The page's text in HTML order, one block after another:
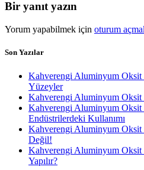
Bir yanıt yazın
Yorum yapabilmek için oturum
Son Yazılar
Kahverengi Aluminyum Oksit
Yüzeyler
Kahverengi Aluminyum Oksit
Kahverengi Aluminyum
Endüstrilerdeki Kullanımı
Kahverengi Aluminyum
Değil!
Kahverengi Aluminyum Oksit
Yapılır?